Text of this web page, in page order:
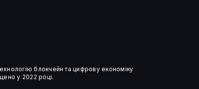
блокчейн та цифрову економіку
у 2022 році.